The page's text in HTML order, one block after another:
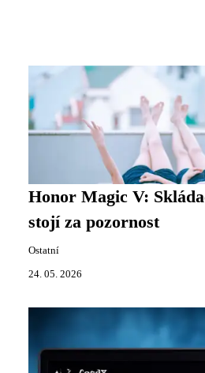
Honor Magic V:
stojí za pozornost
Ostatní
24. 05. 2026